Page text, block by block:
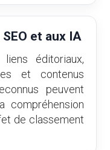
et aux IA
éditoriaux,
et contenus
peuvent
de classement